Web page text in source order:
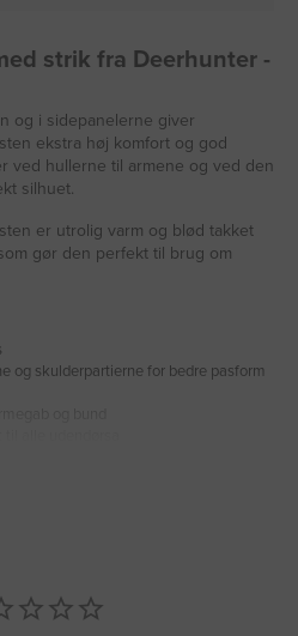
strik fra Deerhunter -
og i sidepanelerne giver
ekstra høj komfort og god
ved hullerne til armene og ved den
silhuet.
er utrolig varm og blød takket
gør den perfekt til brug om
og skulderpartierne for bedre pasform